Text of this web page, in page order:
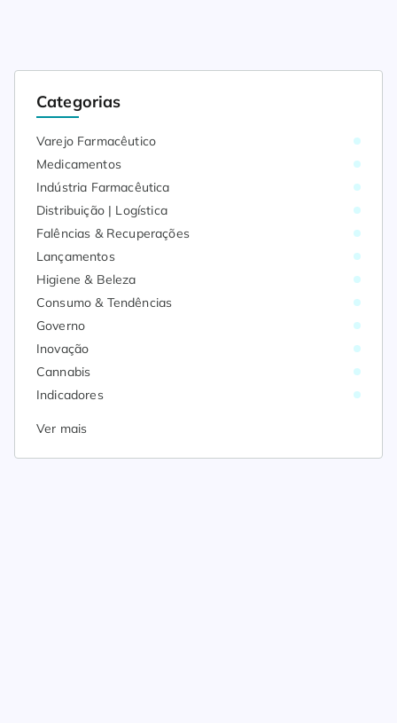
Categorias
Varejo Farmacêutico
Medicamentos
Indústria Farmacêutica
Distribuição | Logística
Falências & Recuperações
Lançamentos
Higiene & Beleza
Consumo & Tendências
Governo
Inovação
Cannabis
Indicadores
Ver mais